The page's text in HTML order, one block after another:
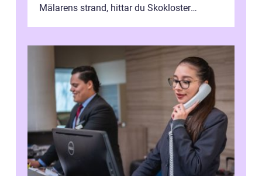
Mälarens strand, hittar du Skokloster